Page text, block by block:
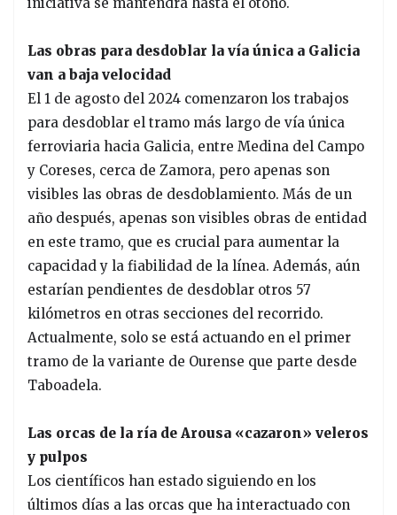
iniciativa se mantendrá hasta el otoño.
Las obras para desdoblar la vía única a Galicia
van a baja velocidad
El 1 de agosto del 2024 comenzaron los trabajos
para desdoblar el tramo más largo de vía única
ferroviaria hacia Galicia, entre Medina del Campo
y Coreses, cerca de Zamora, pero apenas son
visibles las obras de desdoblamiento. Más de un
año después, apenas son visibles obras de entidad
en este tramo, que es crucial para aumentar la
capacidad y la fiabilidad de la línea. Además, aún
estarían pendientes de desdoblar otros 57
kilómetros en otras secciones del recorrido.
Actualmente, solo se está actuando en el primer
tramo de la variante de Ourense que parte desde
Taboadela.
Las orcas de la ría de Arousa «cazaron» veleros
y pulpos
Los científicos han estado siguiendo en los
últimos días a las orcas que ha interactuado con